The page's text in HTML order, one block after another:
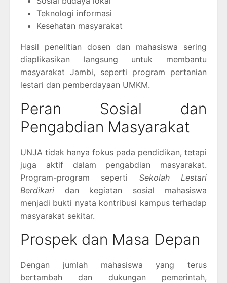
Teknologi informasi
Kesehatan masyarakat
Hasil penelitian dosen dan mahasiswa sering
diaplikasikan langsung untuk membantu
masyarakat Jambi, seperti program pertanian
lestari dan pemberdayaan UMKM.
Peran Sosial dan
Pengabdian Masyarakat
UNJA tidak hanya fokus pada pendidikan, tetapi
juga aktif dalam pengabdian masyarakat.
Program-program seperti Sekolah Lestari
Berdikari dan kegiatan sosial mahasiswa
menjadi bukti nyata kontribusi kampus terhadap
masyarakat sekitar.
Prospek dan Masa Depan
Dengan jumlah mahasiswa yang terus
bertambah dan dukungan pemerintah,